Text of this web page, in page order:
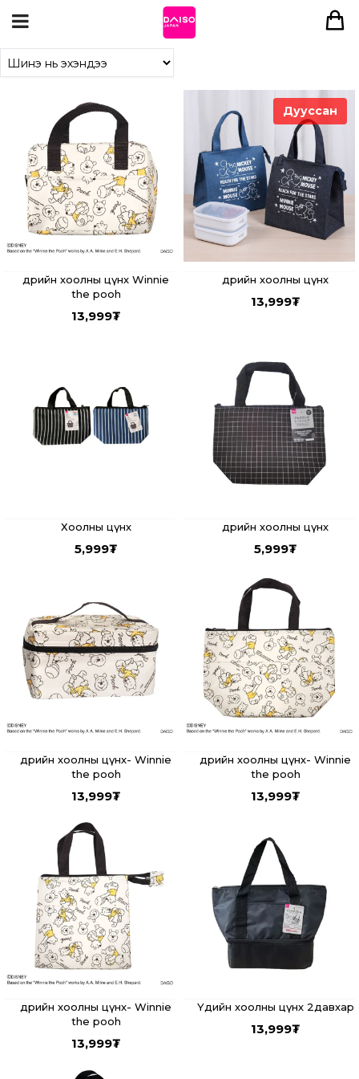
Өдрийн хоолны цүнх Winnie
the pooh
13,999₮
Дууссан
Өдрийн хоолны цүнх
13,999₮
Хоолны цүнх
5,999₮
Өдрийн хоолны цүнх
5,999₮
Өдрийн хоолны цүнх- Winnie
the pooh
13,999₮
Өдрийн хоолны цүнх- Winnie
the pooh
13,999₮
Өдрийн хоолны цүнх- Winnie
the pooh
13,999₮
Үдийн хоолны цүнх 2давхар
13,999₮